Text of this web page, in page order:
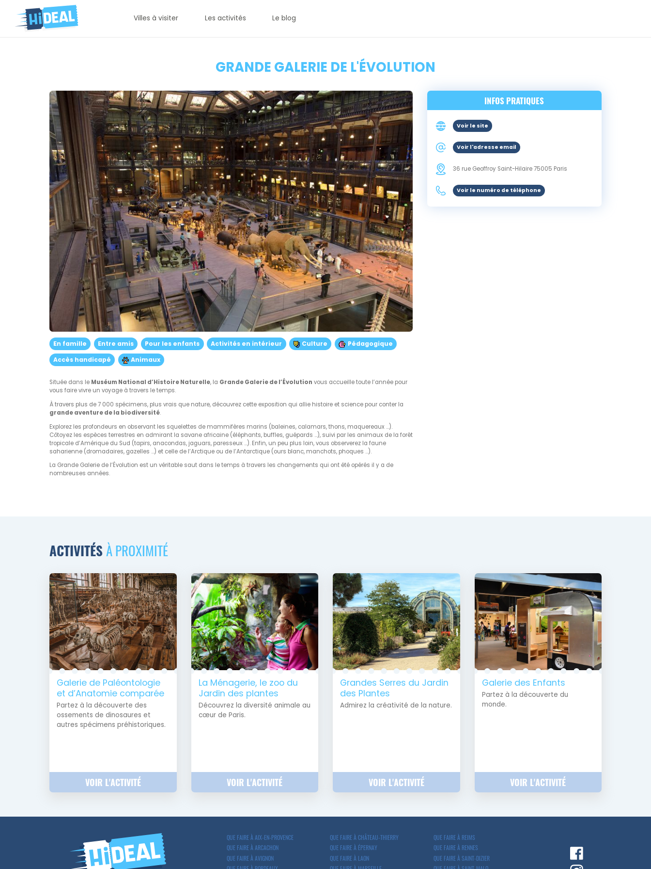
Villes à visiter Les activités Le blog
GRANDE GALERIE DE L'ÉVOLUTION
En famille Entre amis Pour les enfants Activités en intérieur Culture
Pédagogique
Accès handicapé
Animaux
Située dans le Muséum National d’Histoire Naturelle, la Grande Galerie de l’Évolution vous accueille toute l’année pour
vous faire vivre un voyage à travers le temps.
À travers plus de 7 000 spécimens, plus vrais que nature, découvrez cette exposition qui allie histoire et science pour conter la
grande aventure de la biodiversité.
Explorez les profondeurs en observant les squelettes de mammifères marins (baleines, calamars, thons, maquereaux …).
Côtoyez les espèces terrestres en admirant la savane africaine (éléphants, buffles, guépards …), suivi par les animaux de la forêt
tropicale d’Amérique du Sud (tapirs, anacondas, jaguars, paresseux …). Enfin, un peu plus loin, vous observerez la faune
saharienne (dromadaires, gazelles …) et celle de l’Arctique ou de l’Antarctique (ours blanc, manchots, phoques …).
La Grande Galerie de l’Évolution est un véritable saut dans le temps à travers les changements qui ont été opérés il y a de
nombreuses années.
INFOS PRATIQUES
Voir le site
Voir l'adresse email
36 rue Geoffroy Saint-Hilaire 75005 Paris
Voir le numéro de téléphone
ACTIVITÉSÀ PROXIMITÉ
Galerie de Paléontologie
et d’Anatomie comparée
Partez à la découverte des
ossements de dinosaures et
autres spécimens préhistoriques.
VOIR L'ACTIVITÉ
La Ménagerie, le zoo du
Jardin des plantes
Découvrez la diversité animale au
cœur de Paris.
VOIR L'ACTIVITÉ
Grandes Serres du Jardin
des Plantes
Admirez la créativité de la nature.
VOIR L'ACTIVITÉ
Galerie des Enfants
Partez à la découverte du
monde.
VOIR L'ACTIVITÉ
QUE FAIRE À AIX-EN-PROVENCE
QUE FAIRE À ARCACHON
QUE FAIRE À AVIGNON
QUE FAIRE À CHÂTEAU-THIERRY
QUE FAIRE À ÉPERNAY
QUE FAIRE À LAON
QUE FAIRE À REIMS
QUE FAIRE À RENNES
QUE FAIRE À SAINT-DIZIER